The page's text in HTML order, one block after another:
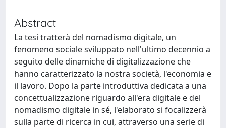
Abstract
La tesi tratterà del nomadismo digitale, un
fenomeno sociale sviluppato nell'ultimo decennio a
seguito delle dinamiche di digitalizzazione che
hanno caratterizzato la nostra società, l'economia e
il lavoro. Dopo la parte introduttiva dedicata a una
concettualizzazione riguardo all'era digitale e del
nomadismo digitale in sé, l'elaborato si focalizzerà
sulla parte di ricerca in cui, attraverso una serie di